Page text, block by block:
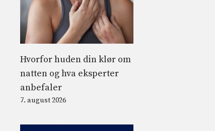
Hvorfor huden din klør om
natten og hva eksperter
anbefaler
7. august 2026